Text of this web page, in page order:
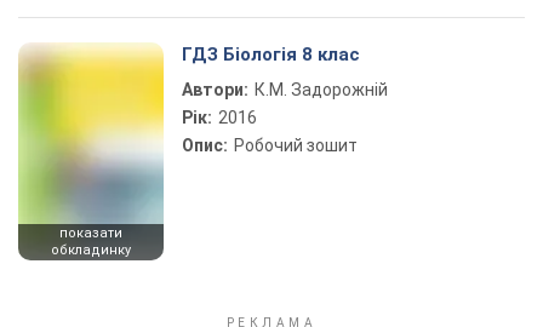
показати
обкладинку
ГДЗ Біологія 8 клас
Автори: К.М. Задорожній
Рік: 2016
Опис: Робочий зошит